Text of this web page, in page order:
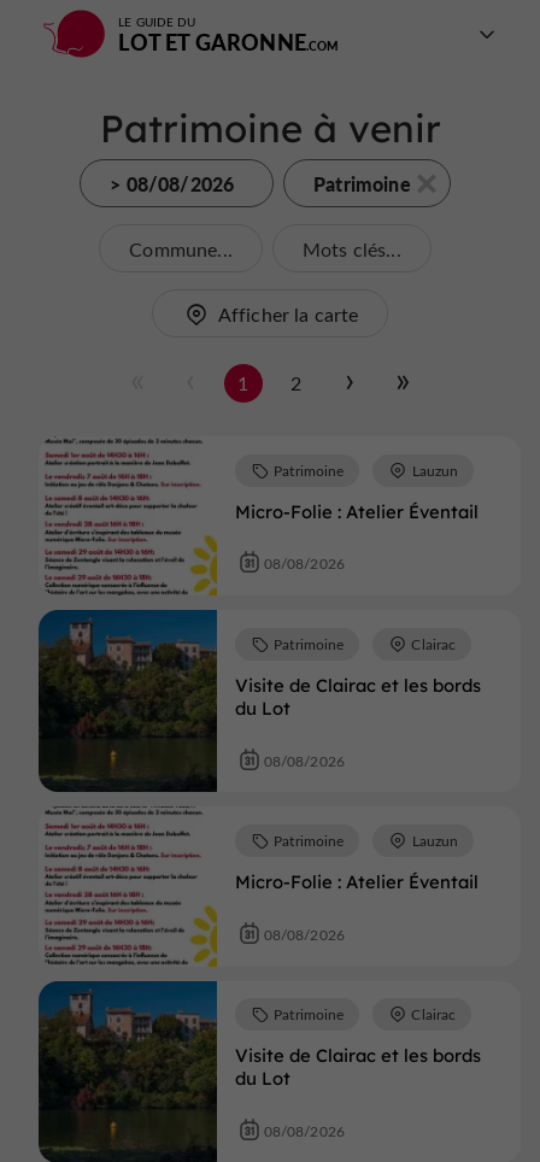
LE GUIDE DU
LOT ET GARONNE
Patrimoine à venir
> 08/08/2026 Patrimoine
Commune... Mots clés...
Afficher la carte
1 2
Micro-Folie : Atelier Éventail
Patrimoine Lauzun
08/08/2026
Visite de Clairac et les bords
du Lot
Patrimoine Clairac
08/08/2026
Micro-Folie : Atelier Éventail
Patrimoine Lauzun
08/08/2026
Visite de Clairac et les bords
du Lot
Patrimoine Clairac
08/08/2026